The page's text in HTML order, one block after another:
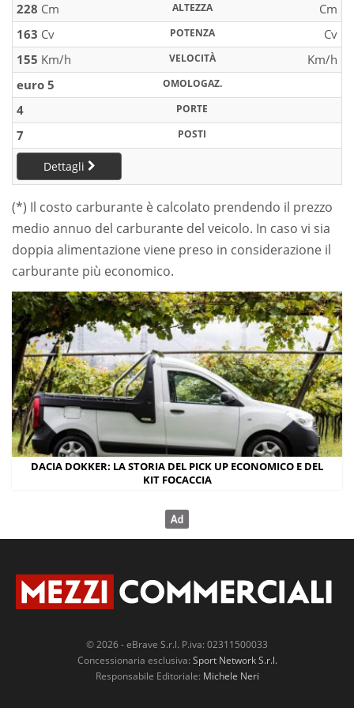
228 Cm ALTEZZA
Cm
163 Cv POTENZA
Cv
155 Km/h VELOCITÀ
Km/h
euro 5
OMOLOGAZ.
4 PORTE
7 POSTI
Dettagli
(*) Il costo carburante è calcolato prendendo il prezzo
medio annuo del carburante del veicolo. In caso vi sia
doppia alimentazione viene preso in considerazione il
carburante più economico.
DACIA DOKKER: LA STORIA DEL PICK UP ECONOMICO E DEL
KIT FOCACCIA
© 2026 - eBrave S.r.l. P.iva: 02311500033
Concessionaria esclusiva: Sport Network S.r.l.
Responsabile Editoriale: Michele Neri